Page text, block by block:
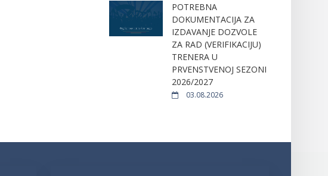
POTREBNA
DOKUMENTACIJA ZA
IZDAVANJE DOZVOLE
ZA RAD (VERIFIKACIJU)
TRENERA U
PRVENSTVENOJ SEZONI
2026/2027
03.08.2026